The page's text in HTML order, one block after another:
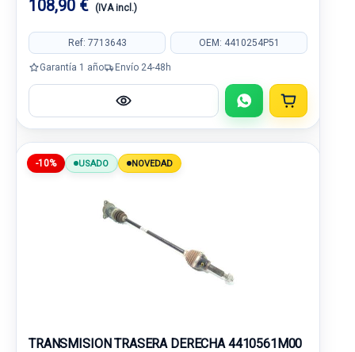
108,90 € (IVA incl.)
Ref: 7713643 OEM: 4410254P51
Garantía 1 año Envío 24-48h
-10% USADO NOVEDAD
TRANSMISION TRASERA DERECHA 4410561M00